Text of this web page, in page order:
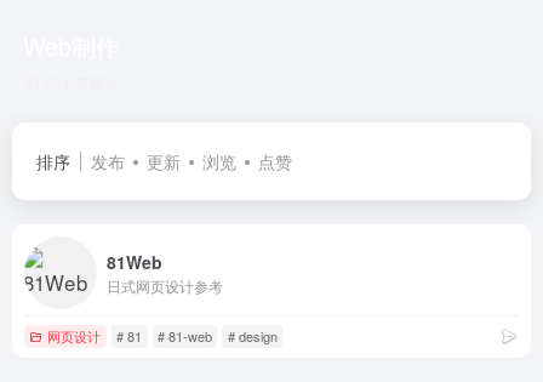
排序 发布 更新 浏览 点赞
81Web
日式网页设计参考
网页设计 # 81 # 81-web # design